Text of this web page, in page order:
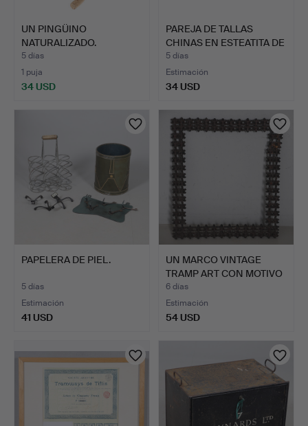
UN PINGÜINO
NATURALIZADO.
5 días
1 puja
34 USD
PAREJA DE TALLAS
CHINAS EN ESTEATITA DE
BO…
5 días
Estimación
34 USD
PAPELERA DE PIEL.
5 días
Estimación
41 USD
UN MARCO VINTAGE
TRAMP ART CON MOTIVO
DE C…
6 días
Estimación
54 USD